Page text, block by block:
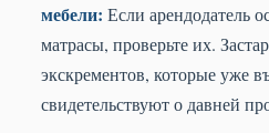
мебели: Если арендодатель
матрасы, проверьте их.
экскрементов, которые уже
свидетельствуют о давней